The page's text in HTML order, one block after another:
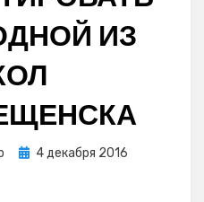
ИЗ
Posted
4 декабря 2016